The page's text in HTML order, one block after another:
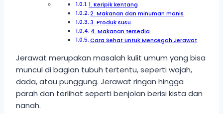
1. Keripik kentang
2. Makanan dan minuman manis
3. Produk susu
4. Makanan tersedia
Cara Sehat untuk Mencegah Jerawat
Jerawat merupakan masalah kulit umum yang bisa
muncul di bagian tubuh tertentu, seperti wajah,
dada, atau punggung. Jerawat ringan hingga
parah dan terlihat seperti benjolan berisi kista dan
nanah.